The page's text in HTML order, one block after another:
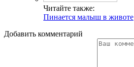
Читайте также:
Пинается малыш в животе
Добавить комментарий